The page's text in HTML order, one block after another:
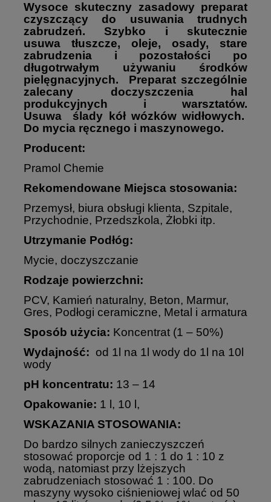
Wysoce skuteczny zasadowy preparat
czyszczący do usuwania trudnych
zabrudzeń. Szybko i skutecznie
usuwa tłuszcze, oleje, osady, stare
zabrudzenia i pozostałości po
długotrwałym używaniu środków
pielęgnacyjnych. Preparat szczególnie
zalecany doczyszczenia hal
produkcyjnych i warsztatów.
Usuwa ślady kół wózków widłowych.
Do mycia ręcznego i maszynowego.
Producent:
Pramol Chemie
Rekomendowane Miejsca stosowania:
Przemysł, biura obsługi klienta, Szpitale,
Przychodnie, Przedszkola, Żłobki itp.
Utrzymanie Podłóg:
Mycie, doczyszczanie
Rodzaje powierzchni:
PCV, Kamień naturalny, Beton, Marmur,
Gres, Podłogi ceramiczne, Metal i armatura
Sposób użycia: Koncentrat (1 – 50%)
Wydajność: od 1l na 1l wody do 1l na 10l
wody
pH koncentratu: 13 – 14
Opakowanie: 1 l, 10 l,
WSKAZANIA STOSOWANIA:
Do bardzo silnych zanieczyszczeń
stosować proporcje od 1 : 1 do 1 : 10 z
wodą, natomiast przy lżejszych
zabrudzeniach stosować 1 : 100. Do
maszyny wysoko ciśnieniowej wlać od 50